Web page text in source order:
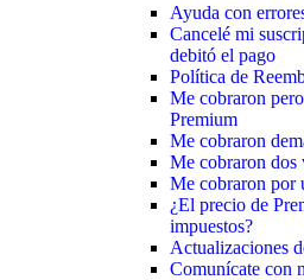
Ayuda con
Cancelé mi
debitó el pago
Política de
Me cobraron
Premium
Me cobraron
Me cobraron dos
Me cobraron por
¿El precio de
impuestos?
Actualizaciones
Comunícate con